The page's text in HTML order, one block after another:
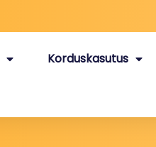
Korduskasutus